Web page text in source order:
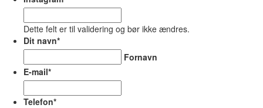
Dette felt er til validering og bør ikke ændres.
Dit navn*
Fornavn
E-mail*
Telefon*